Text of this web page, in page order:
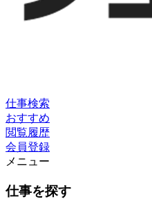
仕事検索
おすすめ
閲覧履歴
会員登録
メニュー
仕事を探す